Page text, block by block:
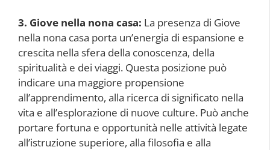
3. Giove nella nona casa: La presenza di Giove
nella nona casa porta un’energia di espansione e
crescita nella sfera della conoscenza, della
spiritualità e dei viaggi. Questa posizione può
indicare una maggiore propensione
all’apprendimento, alla ricerca di significato nella
vita e all’esplorazione di nuove culture. Può anche
portare fortuna e opportunità nelle attività legate
all’istruzione superiore, alla filosofia e alla